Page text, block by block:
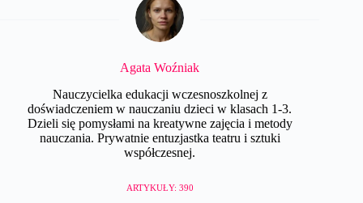
Agata Woźniak
Nauczycielka edukacji wczesnoszkolnej z
doświadczeniem w nauczaniu dzieci w klasach 1-3.
Dzieli się pomysłami na kreatywne zajęcia i metody
nauczania. Prywatnie entuzjastka teatru i sztuki
współczesnej.
ARTYKUŁY: 390